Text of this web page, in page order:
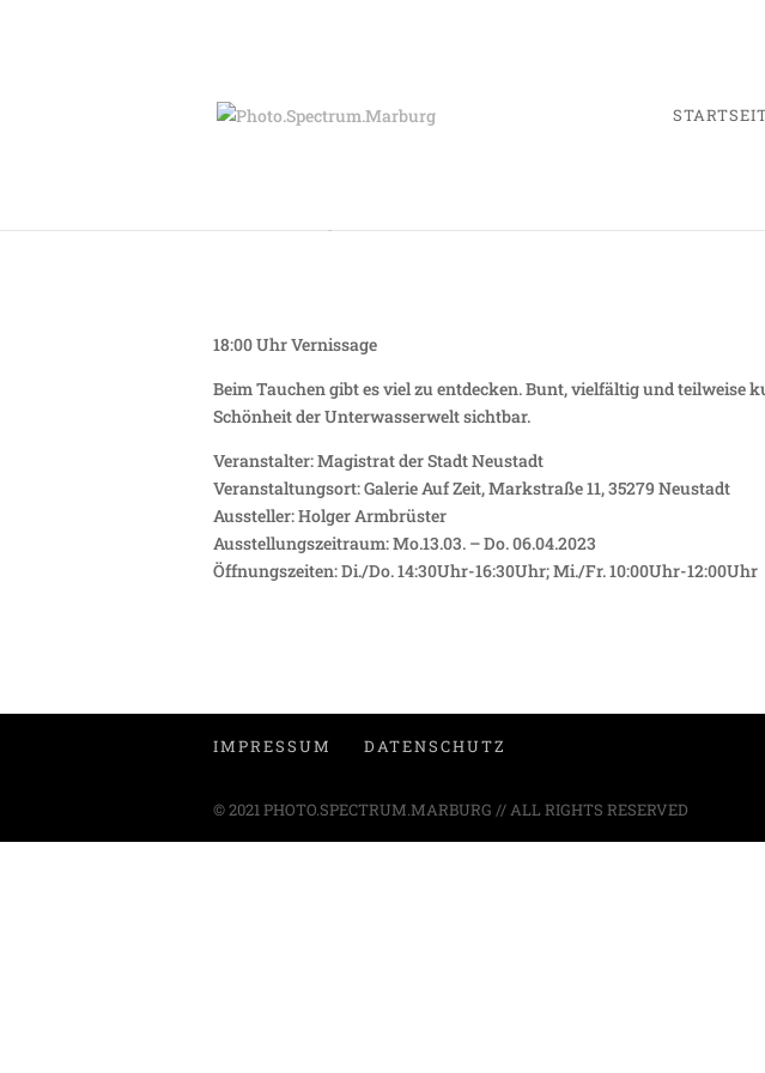
18:00 Uhr Vernissage
Beim Tauchen gibt es viel zu entdecken. Bunt, vielfältig und teilweise
Schönheit der Unterwasserwelt sichtbar.
Veranstalter: Magistrat der Stadt Neustadt
Veranstaltungsort: Galerie Auf Zeit, Markstraße 11, 35279 Neustadt
Aussteller: Holger Armbrüster
Ausstellungszeitraum: Mo.13.03. – Do. 06.04.2023
Öffnungszeiten: Di./Do. 14:30Uhr-16:30Uhr; Mi./Fr. 10:00Uhr-12:00Uhr
IMPRESSUM DATENSCHUTZ
© 2021 PHOTO.SPECTRUM.MARBURG // ALL RIGHTS RESERVED